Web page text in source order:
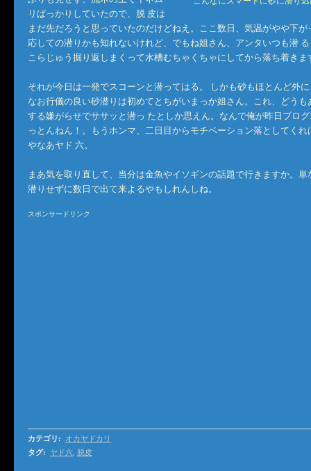
リばっかりしていたので、脱 皮は
まだ先だろうと思っていたのだけどねえ。ここ数日、気温がやや下
応しての潜りかも知れないけれど、でもね姐さん、アンタいつも潜
こらじゅう掘り返しまくって水槽むちゃくちゃにしてから落ち着きま
それが今日は一発でスコーンと潜ってはる。 しかも砂もほとんど外
なお行儀の良い砂潜りは初めてとちがいまっか姐さん。これ、どう
する嫌がらせでササッと潜っ たとしか思えん。なんで俺が昨日ブロ
っとんねん！。もうホンマ、二日目からモチベーション落としてく
やなあヤド 六。
まあ気を取り直して、当分は金魚やイソギンの話題で行きますか。
潜りせずに数日で出て来よるやもしれんしね。
スポンサードリンク
カテゴリ :
オカヤドカリ
タグ: ヤド六, 脱皮